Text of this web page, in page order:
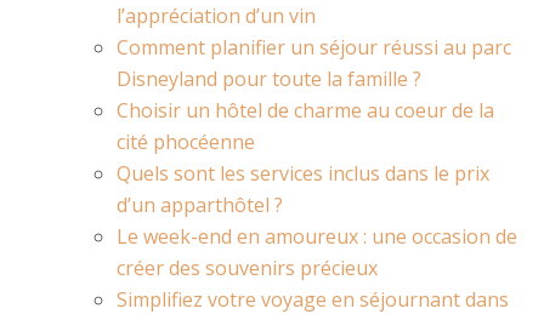
l’appréciation d’un vin
Comment planifier un séjour réussi au parc
Disneyland pour toute la famille ?
Choisir un hôtel de charme au coeur de la
cité phocéenne
Quels sont les services inclus dans le prix
d’un apparthôtel ?
Le week-end en amoureux : une occasion de
créer des souvenirs précieux
Simplifiez votre voyage en séjournant dans